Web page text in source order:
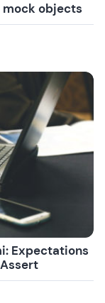
objects
Expectations